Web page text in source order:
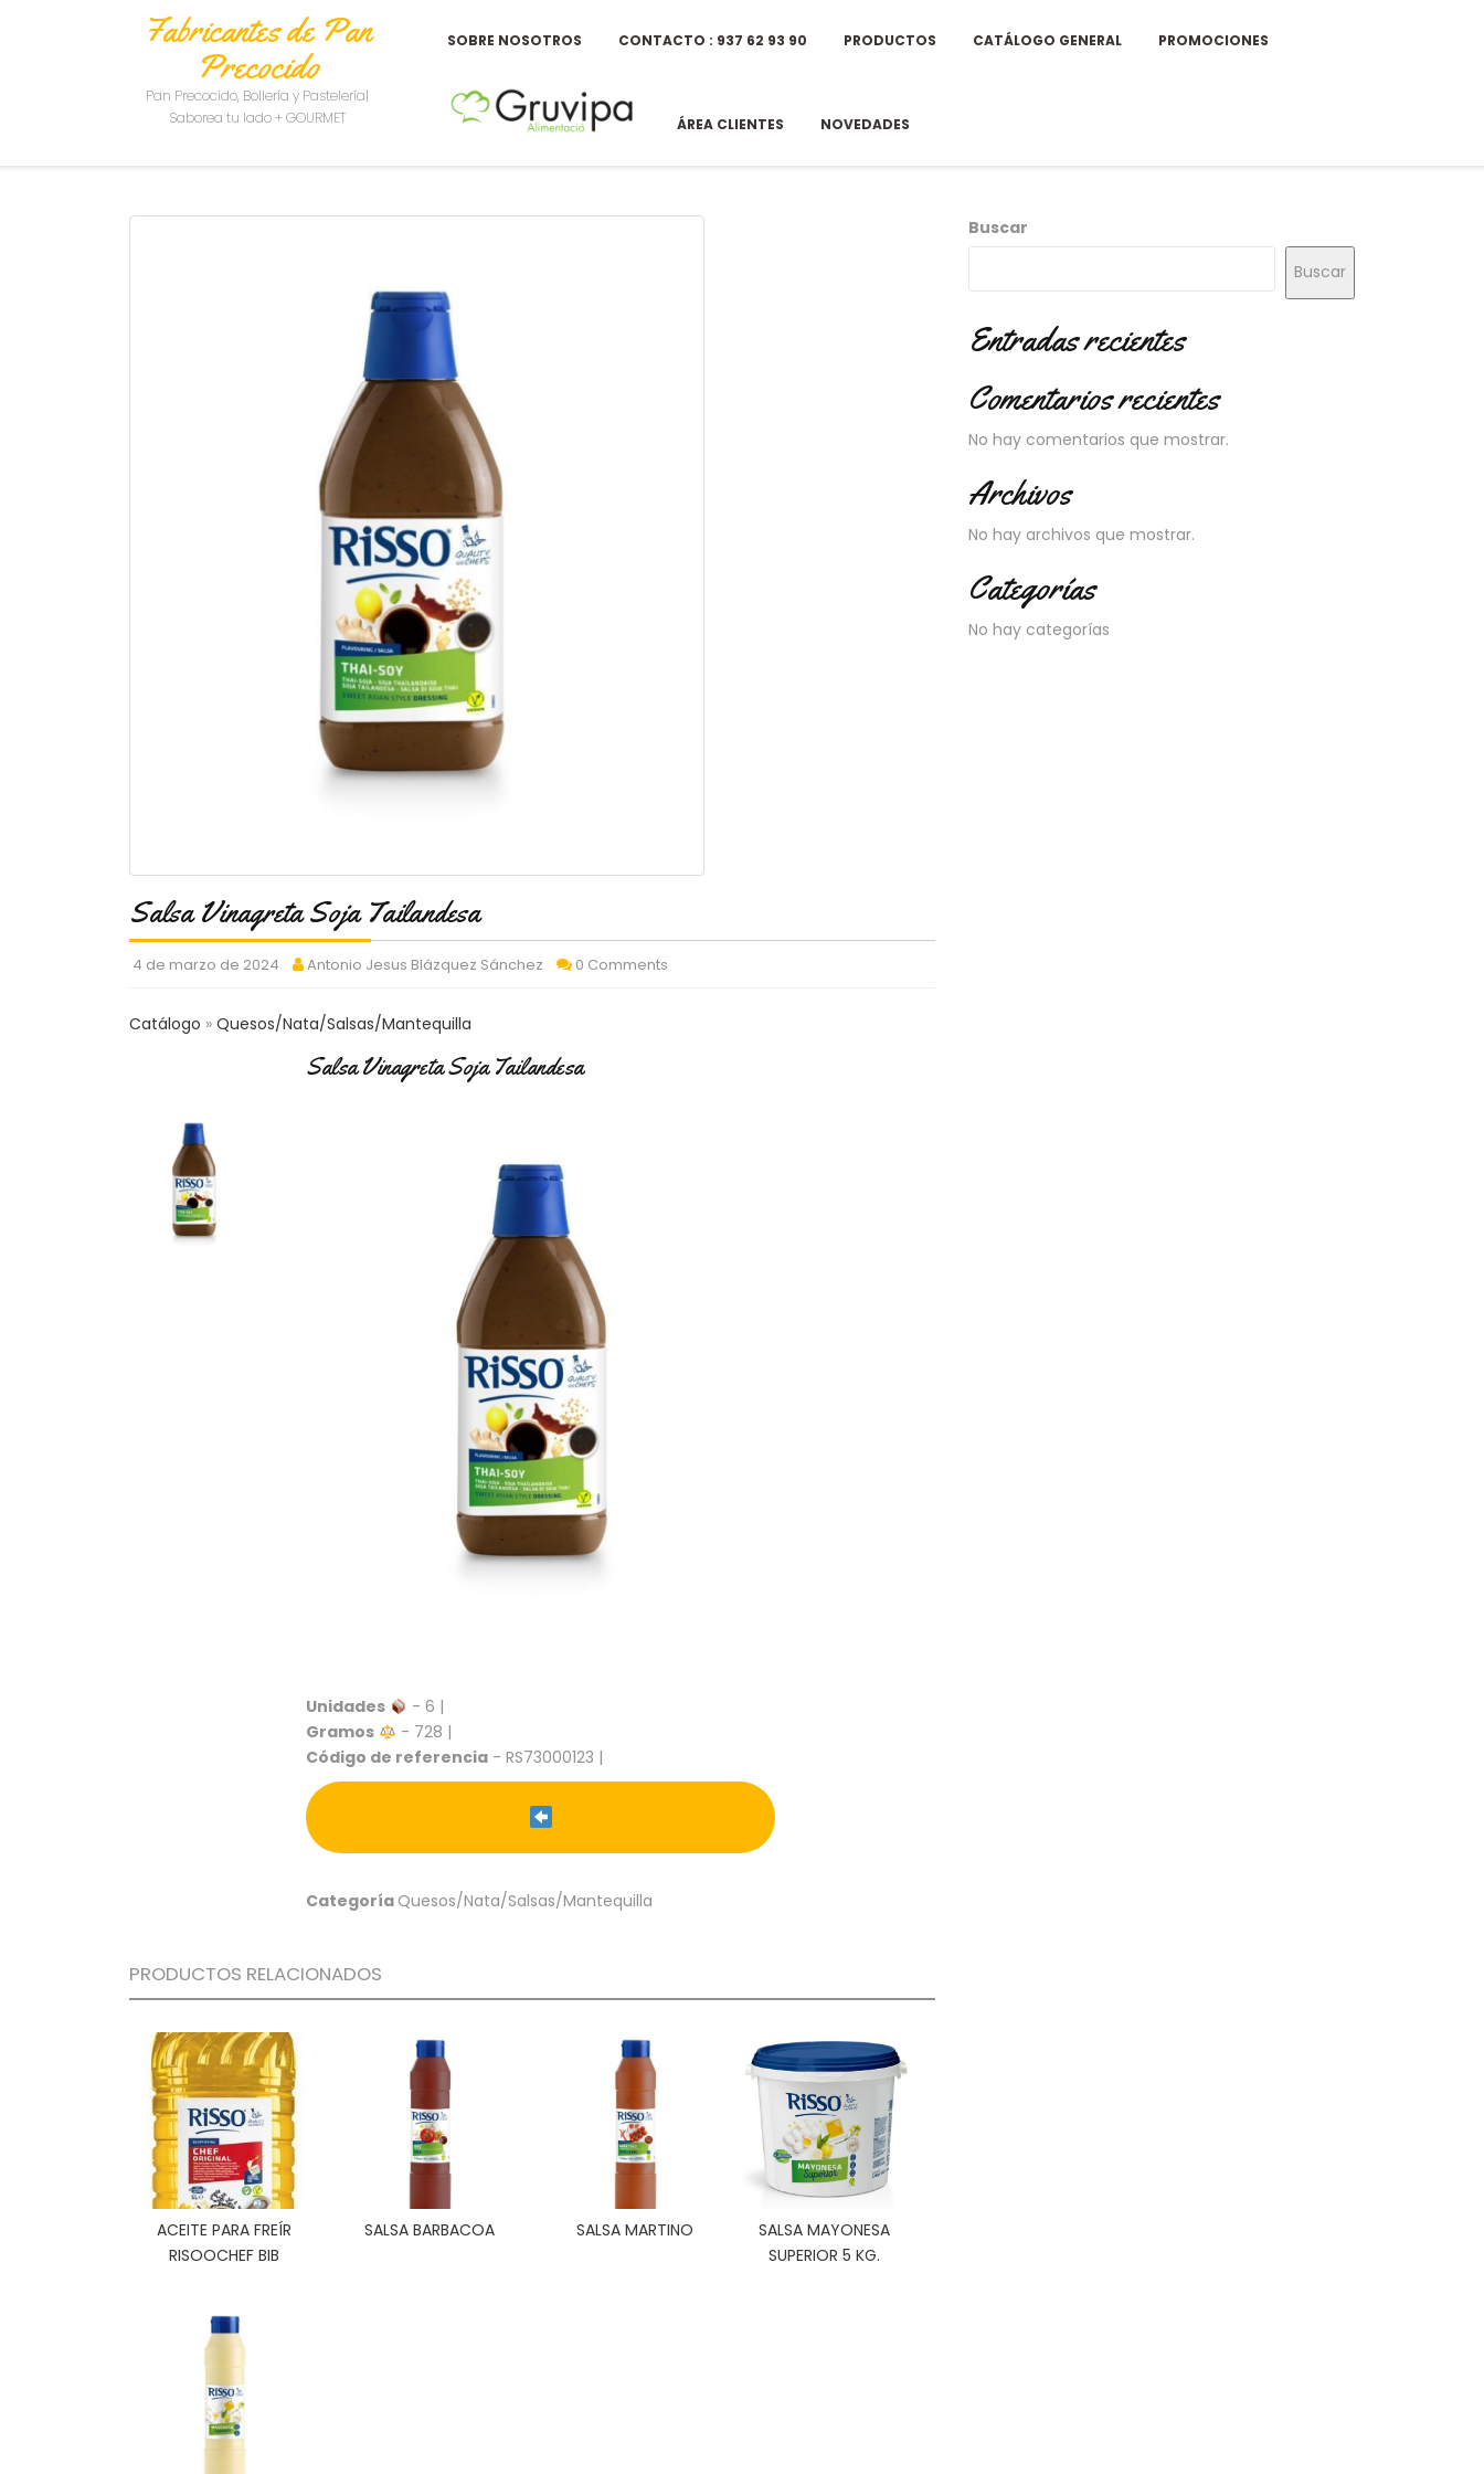
Fabricantes de Pan
Precocido
Pan Precocido, Bollería y Pastelería|
Saborea tu lado + GOURMET
SOBRE NOSOTROS CONTACTO : 937 62 93 90 PRODUCTOS CATÁLOGO GENERAL PROMOCIONES
ÁREA CLIENTES NOVEDADES
Salsa Vinagreta Soja Tailandesa
4 de marzo de 2024 Antonio Jesus Blázquez Sánchez 0 Comments
Catálogo Quesos/Nata/Salsas/Mantequilla
Salsa Vinagreta Soja Tailandesa
Unidades
- 6 |
Gramos
- 728 |
Código de referencia - RS73000123 |
Categoría Quesos/Nata/Salsas/Mantequilla
PRODUCTOS RELACIONADOS
ACEITE PARA FREÍR
RISOOCHEF BIB
SALSA BARBACOA SALSA MARTINO
SALSA MAYONESA
SUPERIOR 5 KG.
Buscar
Buscar
Entradas recientes
Comentarios recientes
No hay comentarios que mostrar.
Archivos
No hay archivos que mostrar.
Categorías
No hay categorías